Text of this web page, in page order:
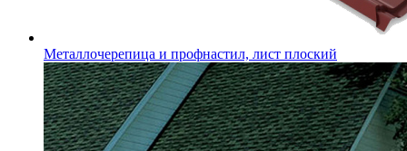
Металлочерепица и профнастил, лист плоский